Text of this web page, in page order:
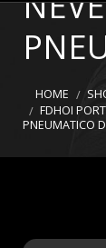
HOME
FDHOI
PNEUMATICO